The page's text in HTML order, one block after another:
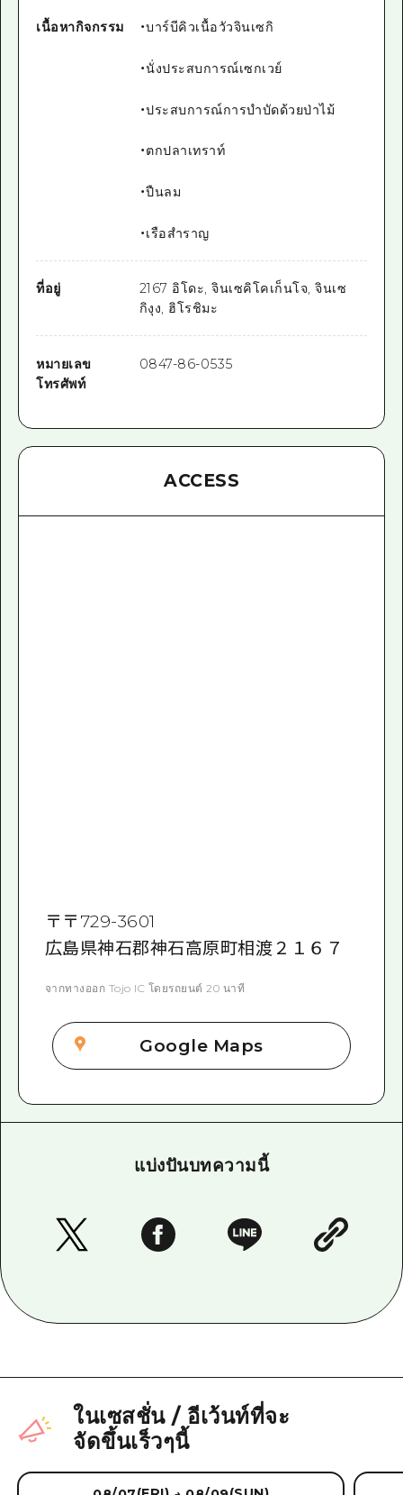
เนื้อหากิจกรรม ・บาร์บีคิวเนื้อวัวจินเซกิ
・นั่งประสบการณ์เซกเวย์
・ประสบการณ์การบำบัดด้วยป่าไม้
・ตกปลาเทราท์
・ปืนลม
・เรือสำราญ
ที่อยู่
2167 อิโดะ, จินเซคิโคเก็นโจ, จินเซ
กิงุง, ฮิโรชิมะ
หมายเลข
โทรศัพท์
0847-86-0535
ACCESS
〒 〒729-3601
広島県神石郡神石高原町相渡２１６７
จากทางออก Tojo IC โดยรถยนต์ 20 นาที
Google Maps
แบ่งปันบทความนี้
ในเซสชั่น/ อีเว้นท์ที่จะ
จัดขึ้นเร็วๆนี้